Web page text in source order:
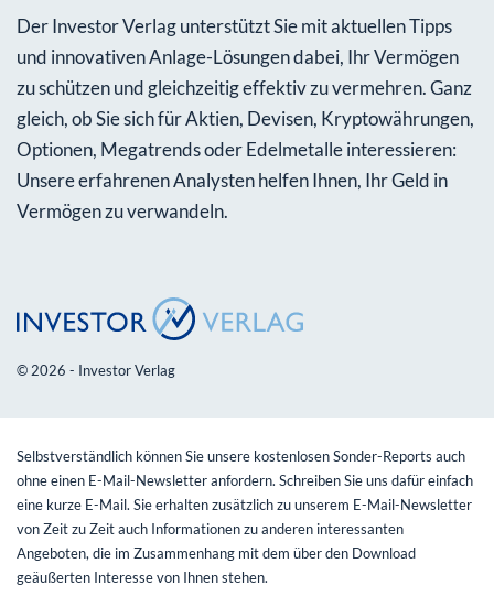
Der Investor Verlag unterstützt Sie mit aktuellen Tipps
und innovativen Anlage-Lösungen dabei, Ihr Vermögen
zu schützen und gleichzeitig effektiv zu vermehren. Ganz
gleich, ob Sie sich für Aktien, Devisen, Kryptowährungen,
Optionen, Megatrends oder Edelmetalle interessieren:
Unsere erfahrenen Analysten helfen Ihnen, Ihr Geld in
Vermögen zu verwandeln.
© 2026 - Investor Verlag
Selbstverständlich können Sie unsere kostenlosen Sonder-Reports auch
ohne einen E-Mail-Newsletter anfordern. Schreiben Sie uns dafür einfach
eine kurze E-Mail. Sie erhalten zusätzlich zu unserem E-Mail-Newsletter
von Zeit zu Zeit auch Informationen zu anderen interessanten
Angeboten, die im Zusammenhang mit dem über den Download
geäußerten Interesse von Ihnen stehen.